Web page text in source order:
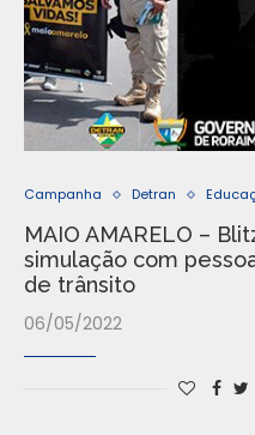
Campanha Detran
MAIO AMARELO –
simulação com
de trânsito
06/05/2022